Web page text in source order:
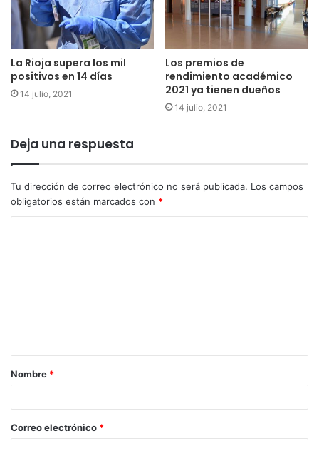
La Rioja supera los mil
positivos en 14 días
14 julio, 2021
Los premios de
rendimiento académico
2021 ya tienen dueños
14 julio, 2021
Deja una respuesta
Tu dirección de correo electrónico no será publicada. Los campos
obligatorios están marcados con *
Nombre *
Correo electrónico *